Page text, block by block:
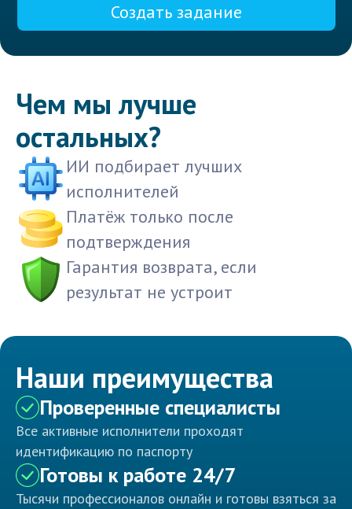
Создать задание
Чем мы лучше
остальных?
ИИ подбирает лучших
исполнителей
Платёж только после
подтверждения
Гарантия возврата, если
результат не устроит
Наши преимущества
Проверенные специалисты
Все активные исполнители проходят
идентификацию по паспорту
Готовы к работе 24/7
Тысячи профессионалов онлайн и готовы взяться за